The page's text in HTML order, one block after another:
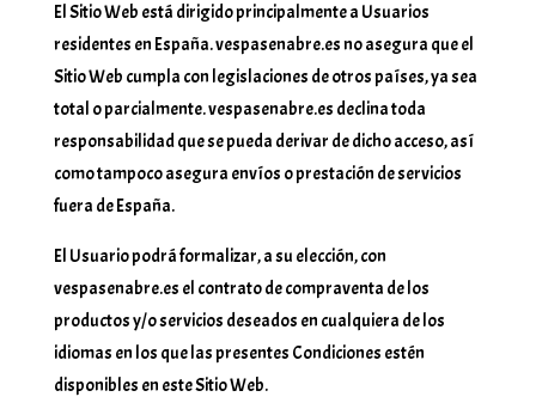
El Sitio Web está dirigido principalmente a Usuarios
residentes en España. vespasenabre.es no asegura que el
Sitio Web cumpla con legislaciones de otros países, ya sea
total o parcialmente. vespasenabre.es declina toda
responsabilidad que se pueda derivar de dicho acceso, así
como tampoco asegura envíos o prestación de servicios
fuera de España.
El Usuario podrá formalizar, a su elección, con
vespasenabre.es el contrato de compraventa de los
productos y/o servicios deseados en cualquiera de los
idiomas en los que las presentes Condiciones estén
disponibles en este Sitio Web.